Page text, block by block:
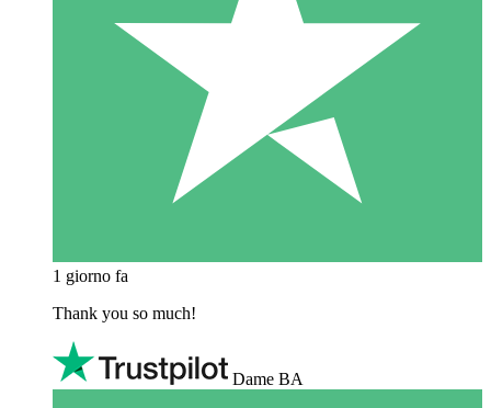
1 giorno fa
Thank you so much!
Dame BA